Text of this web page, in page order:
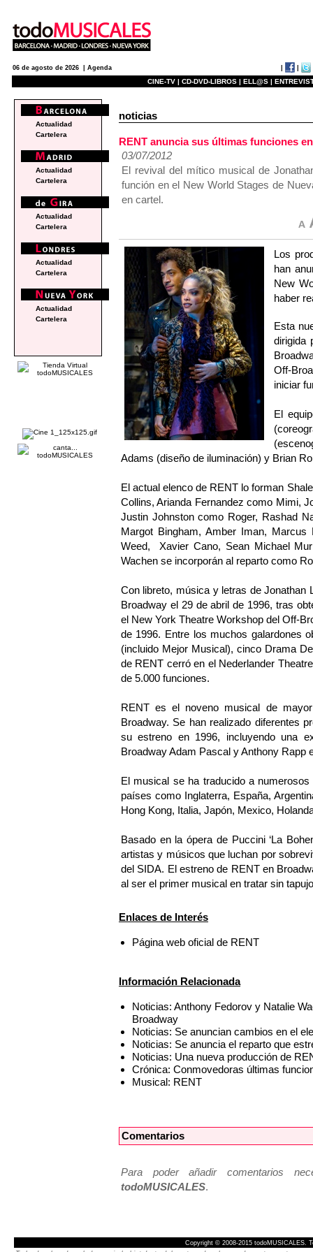
06 de agosto de 2026 | Agenda
CINE-TV | CD-DVD-LIBROS | ELL@S |
noticias
RENT anuncia sus últimas funciones
03/07/2012
El revival del mítico musical de
función en el New World Stages de
en cartel.
Los
han
New
haber
Esta
dirigida
Off-
iniciar
El
Adams (diseño de iluminación) y Brian
El actual elenco de RENT lo forman
Collins, Arianda Fernandez como Mimi,
Justin Johnston como Roger, Rashad
Margot Bingham, Amber Iman,
Weed, Xavier Cano, Sean Michael
Wachen se incorporán al reparto como
Con libreto, música y letras de Jonathan
Broadway el 29 de abril de 1996, tras
el New York Theatre Workshop del Off-
de 1996. Entre los muchos galardones
(incluido Mejor Musical), cinco Drama
de RENT cerró en el Nederlander
de 5.000 funciones.
RENT es el noveno musical de
Broadway. Se han realizado diferentes
su estreno en 1996, incluyendo una
Broadway Adam Pascal y Anthony Rapp
El musical se ha traducido a
países como Inglaterra, España,
Hong Kong, Italia, Japón, Mexico,
Basado en la ópera de Puccini ‘La
artistas y músicos que luchan por
del SIDA. El estreno de RENT en
al ser el primer musical en tratar sin
Enlaces de Interés
Página web oficial de RENT
Información Relacionada
Noticias: Anthony Fedorov y Natalie
Broadway
Noticias: Se anuncian cambios en el
Noticias: Se anuncia el reparto que
Noticias: Una nueva producción de
Crónica: Conmovedoras últimas
Musical: RENT
Comentarios
Para poder añadir comentarios
todoMUSICALES.
Actualidad
Cartelera
Actualidad
Cartelera
Actualidad
Cartelera
Actualidad
Cartelera
Actualidad
Cartelera
Copyright © 2008-2015 todoMUSICALES.